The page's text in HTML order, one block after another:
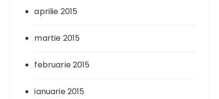
aprilie 2015
martie 2015
februarie 2015
ianuarie 2015